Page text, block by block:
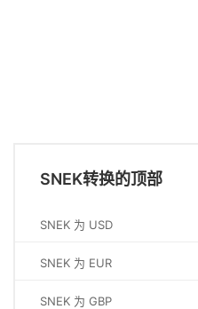
SNEK转换的顶部
SNEK 为 USD
SNEK 为 EUR
SNEK 为 GBP